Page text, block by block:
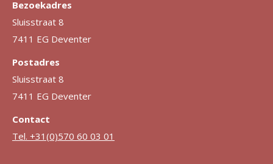
Bezoekadres
Sluisstraat 8
7411 EG Deventer
Postadres
Sluisstraat 8
7411 EG Deventer
Contact
Tel. +31(0)570 60 03 01